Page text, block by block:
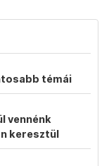
témái
vennénk
keresztül